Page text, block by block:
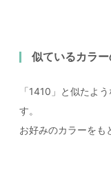
似ているカラ
「1410」と似たよ
す。
お好みのカラーをも